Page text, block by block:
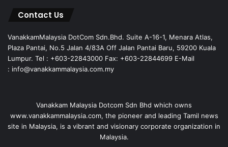
Contact Us
VanakkamMalaysia DotCom Sdn.Bhd. Suite A-16-1, Menara Atlas,
Plaza Pantai, No.5 Jalan 4/83A Off Jalan Pantai Baru, 59200 Kuala
Lumpur. Tel : +603-22843000 Fax: +603-22844699 E-Mail
: info@vanakkammalaysia.com.my
Vanakkam Malaysia Dotcom Sdn Bhd which owns
www.vanakkammalaysia.com, the pioneer and leading Tamil news
site in Malaysia, is a vibrant and visionary corporate organization in
Malaysia.